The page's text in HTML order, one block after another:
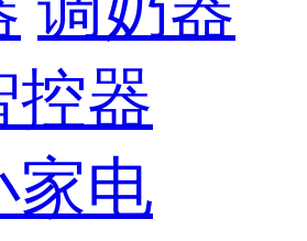
控器
家电